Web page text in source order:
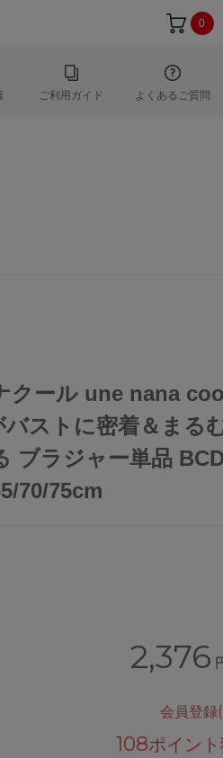
0
ご利用ガイド よくあるご質問
クール une nana
ストに密着＆まる
ブラジャー単品
70/75cm
2,376
会員登録
108ポイン